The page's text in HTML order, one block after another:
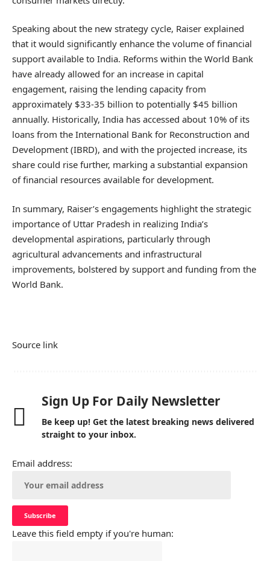
Speaking about the new strategy cycle, Raiser explained
that it would significantly enhance the volume of financial
support available to India. Reforms within the World Bank
have already allowed for an increase in capital
engagement, raising the lending capacity from
approximately $33-35 billion to potentially $45 billion
annually. Historically, India has accessed about 10% of its
loans from the International Bank for Reconstruction and
Development (IBRD), and with the projected increase, its
share could rise further, marking a substantial expansion
of financial resources available for development.
In summary, Raiser’s engagements highlight the strategic
importance of Uttar Pradesh in realizing India’s
developmental aspirations, particularly through
agricultural advancements and infrastructural
improvements, bolstered by support and funding from the
World Bank.
Source link
Sign Up For Daily Newsletter
Be keep up! Get the latest breaking news delivered
straight to your inbox.
Email address:
Leave this field empty if you're human: